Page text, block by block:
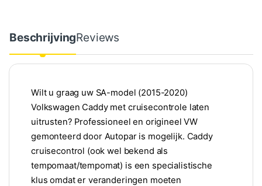
BeschrijvingReviews
Wilt u graag uw SA-model (2015-2020)
Volkswagen Caddy met cruisecontrole laten
uitrusten? Professioneel en origineel VW
gemonteerd door Autopar is mogelijk. Caddy
cruisecontrol (ook wel bekend als
tempomaat/tempomat) is een specialistische
klus omdat er veranderingen moeten